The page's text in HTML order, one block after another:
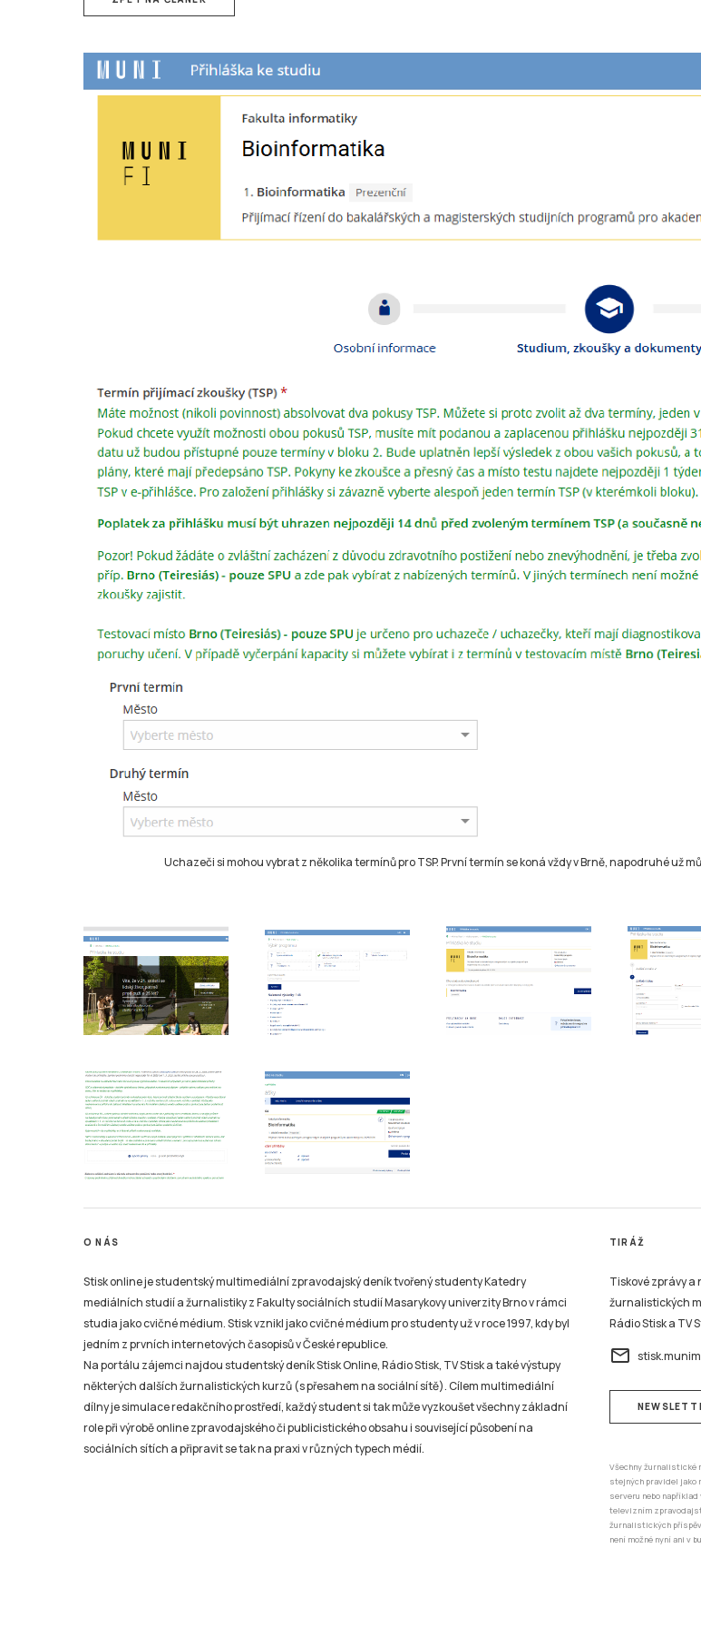
Uchazeči si mohou vybrat z několika termínů pro TSP. První termín se koná vždy v Brně, napodruhé už
O NÁS
Stisk online je studentský multimediální zpravodajský deník tvořený studenty Katedry
mediálních studií a žurnalistiky z Fakulty sociálních studií Masarykovy univerzity Brno v rámci
studia jako cvičné médium. Stisk vznikl jako cvičné médium pro studenty už v roce 1997, kdy byl
jedním z prvních internetových časopisů v České republice.
Na portálu zájemci najdou studentský deník Stisk Online, Rádio Stisk, TV Stisk a také výstupy
některých dalších žurnalistických kurzů (s přesahem na sociální sítě). Cílem multimediální
dílny je simulace redakčního prostředí, každý student si tak může vyzkoušet všechny základní
role při výrobě online zpravodajského či publicistického obsahu i související působení na
sociálních sítích a připravit se tak na praxi v různých typech médií.
TIRÁŽ
Tiskové zprávy a
žurnalistických
Rádio Stisk a TV
email
Všechny žurnalistické
stejných pravidel jako
serveru nebo
televizním
žurnalistických
není možné nyní ani v